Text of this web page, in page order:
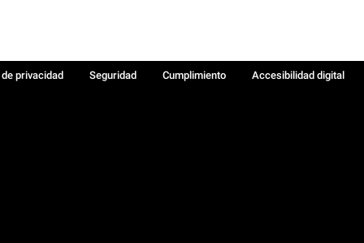
privacidad Seguridad Cumplimiento
Accesibilidad digital